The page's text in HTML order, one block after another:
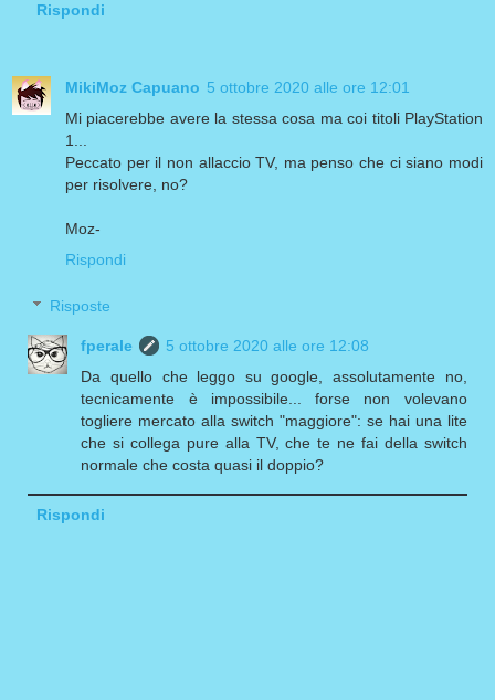
Rispondi
MikiMoz Capuano 5 ottobre 2020 alle ore 12:01
Mi piacerebbe avere la stessa cosa ma coi titoli PlayStation
1...
Peccato per il non allaccio TV, ma penso che ci siano modi
per risolvere, no?
Moz-
Rispondi
Risposte
fperale
5 ottobre 2020 alle ore 12:08
Da quello che leggo su google, assolutamente no,
tecnicamente è impossibile... forse non volevano
togliere mercato alla switch "maggiore": se hai una lite
che si collega pure alla TV, che te ne fai della switch
normale che costa quasi il doppio?
Rispondi